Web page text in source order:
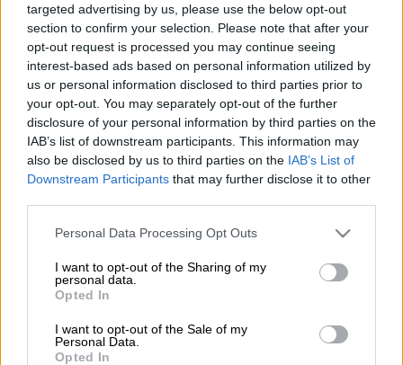
targeted advertising by us, please use the below opt-out
section to confirm your selection. Please note that after your
opt-out request is processed you may continue seeing
interest-based ads based on personal information utilized by
us or personal information disclosed to third parties prior to
your opt-out. You may separately opt-out of the further
disclosure of your personal information by third parties on the
IAB’s list of downstream participants. This information may
also be disclosed by us to third parties on the IAB’s List of
Downstream Participants that may further disclose it to other
Please note that this website/app uses one or more Google
not limited to your visit or usage behaviour. You may click to
grant or deny consent to Google and its third-party tags to
use your data for below specified purposes in below Google
consent section.
Personal Data Processing Opt Outs
I want to opt-out of the Sharing of my
personal data.
Opted In
I want to opt-out of the Sale of my
Personal Data.
Opted In
Προσθέστε το ΕΘΝΟΣ στη Google
Σε νοσοκομείο της Θεσσαλονίκης
μεταφέρθηκε 9χρονο αγόρι, το οποίο
δέχθηκε επίθεση απόάλογο, το μεσημέρι της
Τρίτης 20 Μαΐου, κατά τη διάρκειασχολικής
εκδρομής.
ΔΙΑΒΑΣΤΕ ΕΠΙΣΗΣ
Ελλάδα|21.05.2025 11:12
Ποινή τριών ετών με δικαίωμα
για την υπόθεση του revenge porn